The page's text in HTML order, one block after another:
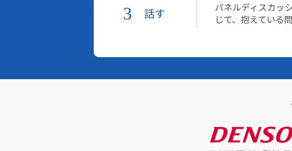
3 話す
パネルディスカッ
じて、抱えている